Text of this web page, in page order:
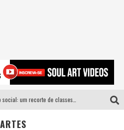
da rampa é diferente!
ARTES